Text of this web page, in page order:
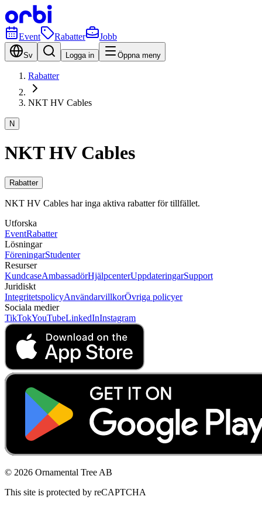
Event Rabatter Jobb
Sv Logga in Öppna meny
Rabatter
NKT HV Cables
N
NKT HV Cables
Rabatter
NKT HV Cables har inga aktiva rabatter för tillfället.
Utforska
EventRabatter
Lösningar
FöreningarStudenter
Resurser
KundcaseAmbassadörHjälpcenterUppdateringarSupport
Juridiskt
IntegritetspolicyAnvändarvillkorÖvriga policyer
Sociala medier
TikTokYouTubeLinkedInInstagram
© 2026 Ornamental Tree AB
This site is protected by reCAPTCHA